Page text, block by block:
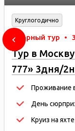
Круглогодично
Сборный тур •
Тур в
777» 3дня/
пятницу)
Проживание
День
Круиз на